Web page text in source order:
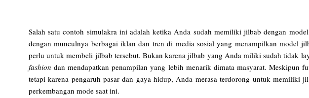
Salah satu contoh simulakra ini adalah ketika Anda sudah memiliki jilbab dengan
dengan munculnya berbagai iklan dan tren di media sosial yang menampilkan model
perlu untuk membeli jilbab tersebut. Bukan karena jilbab yang Anda miliki sudah tidak
fashion dan mendapatkan penampilan yang lebih menarik dimata masyarat. Meskipun
tetapi karena pengaruh pasar dan gaya hidup, Anda merasa terdorong untuk memiliki
perkembangan mode saat ini.